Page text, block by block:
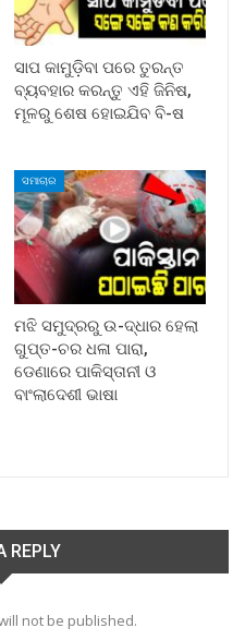
ସାପ କାମୁଡ଼ିବା ପରେ ତୁରନ୍ତ
ବ୍ୟବହାର କରନ୍ତୁ ଏହି ଜିନିଷ,
ମୂଳରୁ ଶେଷ ହୋଇଯିବ ବି-ଷ
ସମାଚାର
ମଝି ସମୁଦ୍ରରୁ ଉ-ଦ୍ଧାର ହେଲା
ଗୁପ୍ତ-ଚର ଧଳା ପାରା,
ଡେଣାରେ ପାକିସ୍ତାନୀ ଓ
ବାଂଲାଦେଶୀ ଭାଷା
REPLY
not be published.